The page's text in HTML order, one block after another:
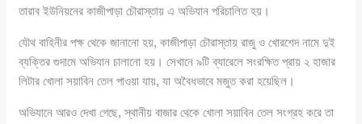
তারাব ইউনিয়নের কাজীপাড়া চৌরাস্তায় এ অভিযান পরিচালিত হয়।
যৌথ বাহিনীর পক্ষ থেকে জানানো হয়, কাজীপাড়া চৌরাস্তায় রাজু ও খোরশেদ নামে দুই
ব্যক্তির গুদামে অভিযান চালানো হয়। সেখানে ৯টি ব্যারেলে সংরক্ষিত প্রায় ২ হাজার
লিটার খোলা সয়াবিন তেল পাওয়া যায়, যা অবৈধভাবে মজুত করা হয়েছিল।
অভিযানে আরও দেখা গেছে, স্থানীয় বাজার থেকে খোলা সয়াবিন তেল সংগ্রহ করে তা